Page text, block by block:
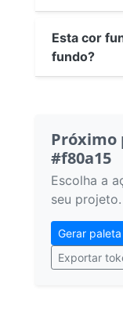
Esta cor
fundo?
Próximo
#f80a15
Escolha a
seu projeto.
Gerar paleta
Exportar